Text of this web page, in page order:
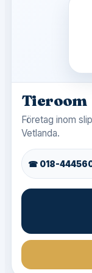
Tieroom
Företag inom
Vetlanda.
☎ 018-